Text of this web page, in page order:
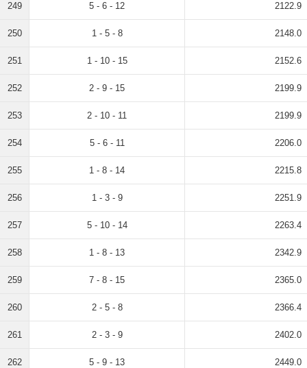
249 5 - 6 - 12 2122.9
250 1 - 5 - 8 2148.0
251 1 - 10 - 15 2152.6
252 2 - 9 - 15 2199.9
253 2 - 10 - 11 2199.9
254 5 - 6 - 11 2206.0
255 1 - 8 - 14 2215.8
256 1 - 3 - 9 2251.9
257 5 - 10 - 14 2263.4
258 1 - 8 - 13 2342.9
259 7 - 8 - 15 2365.0
260 2 - 5 - 8 2366.4
261 2 - 3 - 9 2402.0
262 5 - 9 - 13 2449.0